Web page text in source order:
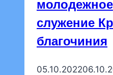
молодежное
служение
благочиния
05.10.2022